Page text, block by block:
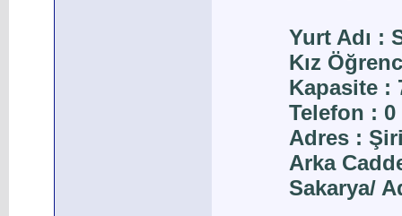
Yurt Adı :
Kız
Kapasite :
Telefon : 0
Adres :
Arka
Sakarya/